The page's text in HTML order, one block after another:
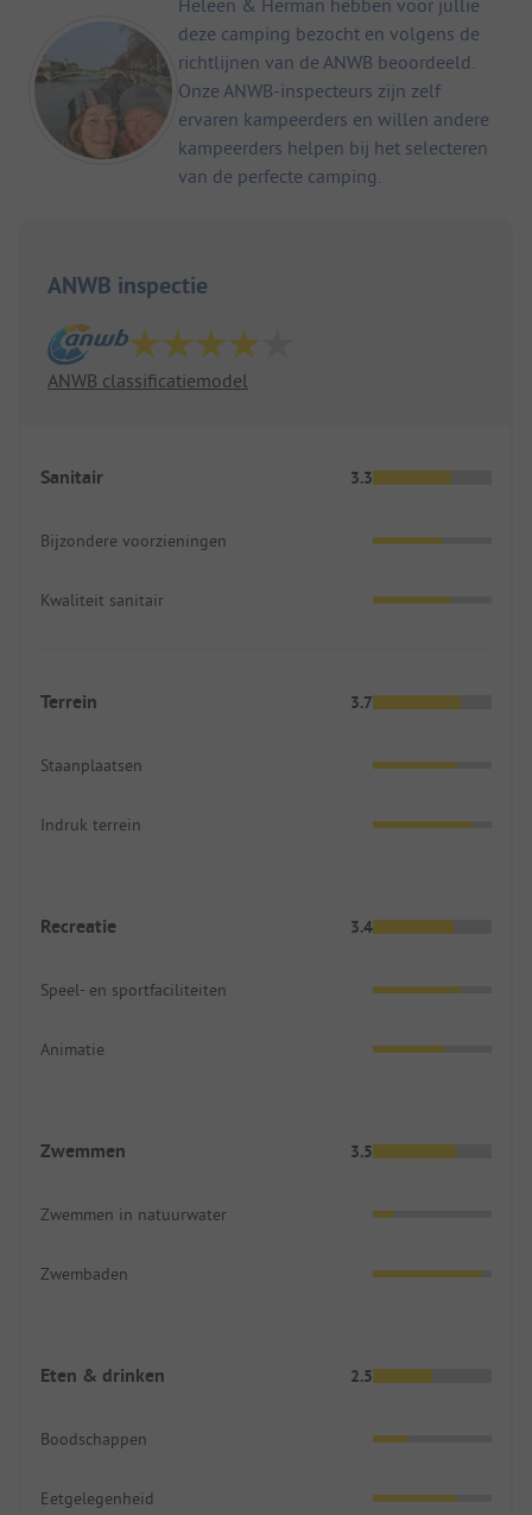
Heleen & Herman hebben voor jullie
deze camping bezocht en volgens de
richtlijnen van de ANWB beoordeeld.
Onze ANWB-inspecteurs zijn zelf
ervaren kampeerders en willen andere
kampeerders helpen bij het selecteren
van de perfecte camping.
ANWB inspectie
ANWB classificatiemodel
Sanitair 3.3
Bijzondere voorzieningen
Kwaliteit sanitair
Terrein 3.7
Staanplaatsen
Indruk terrein
Recreatie 3.4
Speel- en sportfaciliteiten
Animatie
Zwemmen 3.5
Zwemmen in natuurwater
Zwembaden
Eten & drinken 2.5
Boodschappen
Eetgelegenheid